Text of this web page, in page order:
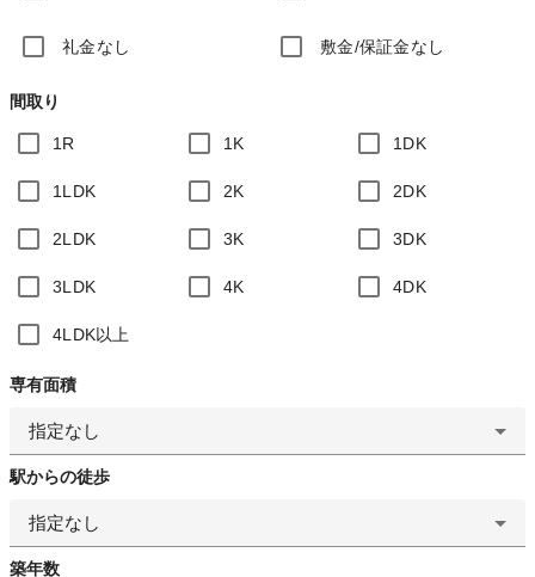
礼金なし 敷金/保証金なし
間取り
1R 1K 1DK
1LDK 2K 2DK
2LDK 3K 3DK
3LDK 4K 4DK
4LDK以上
専有面積
指定なし
駅からの徒歩
指定なし
築年数